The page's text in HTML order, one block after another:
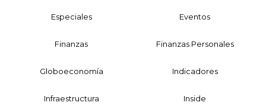
Especiales Eventos
Finanzas Finanzas Personales
Globoeconomía Indicadores
Infraestructura Inside